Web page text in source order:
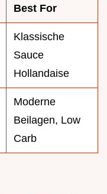
Best For
Klassische
Sauce
Hollandaise
Moderne
Beilagen, Low
Carb